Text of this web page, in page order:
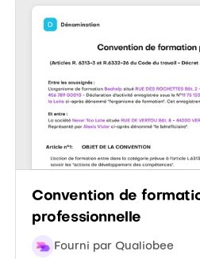
Convention de
professionnelle
Fourni par Qualiobee